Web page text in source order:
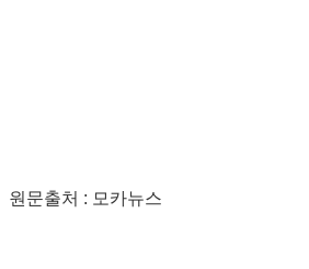
원문출처 : 모카뉴스